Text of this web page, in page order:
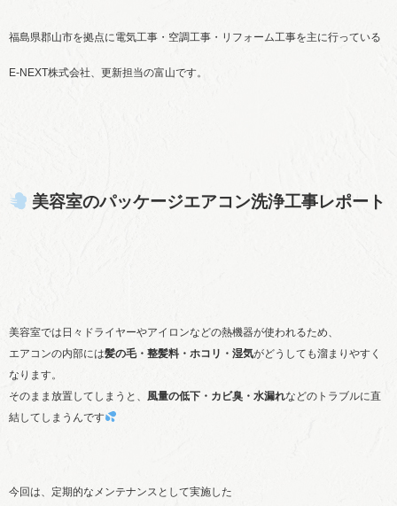
福島県郡山市を拠点に電気工事・空調工事・リフォーム工事を主に行っている
E-NEXT株式会社、更新担当の富山です。
美容室のパッケージエアコン洗浄工事レポート
美容室では日々ドライヤーやアイロンなどの熱機器が使われるため、
エアコンの内部には髪の毛・整髪料・ホコリ・湿気がどうしても溜まりやすく
なります。
そのまま放置してしまうと、 風量の低下・カビ臭・水漏れなどのトラブルに直
結してしまうんです
今回は、定期的なメンテナンスとして実施した